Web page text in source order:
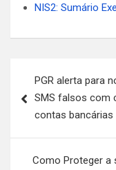
NIS2: Sumário
de
artigos
PGR alerta para
SMS falsos com
contas bancárias
Como Proteger a